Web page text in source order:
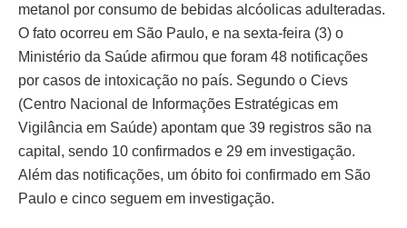
metanol por consumo de bebidas alcóolicas adulteradas.
O fato ocorreu em São Paulo, e na sexta-feira (3) o
Ministério da Saúde afirmou que foram 48 notificações
por casos de intoxicação no país. Segundo o Cievs
(Centro Nacional de Informações Estratégicas em
Vigilância em Saúde) apontam que 39 registros são na
capital, sendo 10 confirmados e 29 em investigação.
Além das notificações, um óbito foi confirmado em São
Paulo e cinco seguem em investigação.